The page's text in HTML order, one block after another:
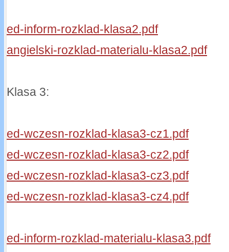
ed-inform-rozklad-klasa2.pdf
angielski-rozklad-materialu-klasa2.pdf
Klasa 3:
ed-wczesn-rozklad-klasa3-cz1.pdf
ed-wczesn-rozklad-klasa3-cz2.pdf
ed-wczesn-rozklad-klasa3-cz3.pdf
ed-wczesn-rozklad-klasa3-cz4.pdf
ed-inform-rozklad-materialu-klasa3.pdf